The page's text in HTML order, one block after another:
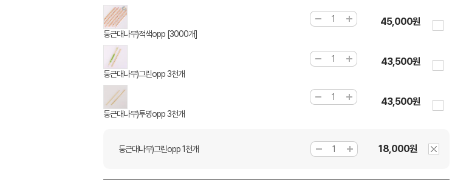
둥근대나무)적색opp [3000개]
45,000원
둥근대나무)그린opp 3천개
43,500원
둥근대나무)투명opp 3천개
43,500원
둥근대나무)그린opp 1천개 18,000원